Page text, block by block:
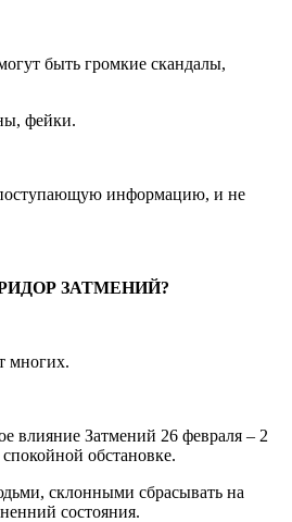
быть громкие скандалы,
фейки.
информацию, и не
ЗАТМЕНИЙ?
многих.
влияние Затмений 26 февраля – 2
обстановке.
склонными сбрасывать на
состояния.